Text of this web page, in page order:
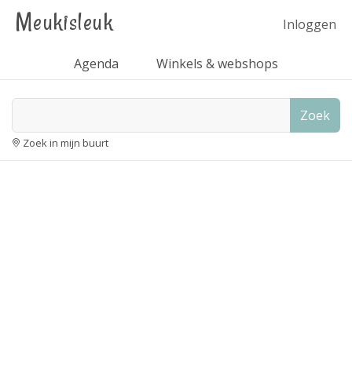
Meukisleuk Inloggen
Agenda Winkels & webshops
Zoek
Zoek in mijn buurt